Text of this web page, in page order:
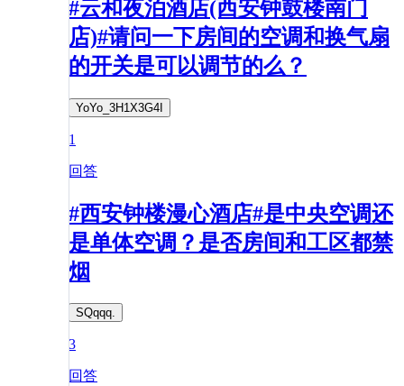
#云和夜泊酒店(西安钟鼓楼南门
店)#请问一下房间的空调和换气扇
的开关是可以调节的么？
YoYo_3H1X3G4I
1
回答
#西安钟楼漫心酒店#是中央空调还
是单体空调？是否房间和工区都禁
烟
SQqqq.
3
回答